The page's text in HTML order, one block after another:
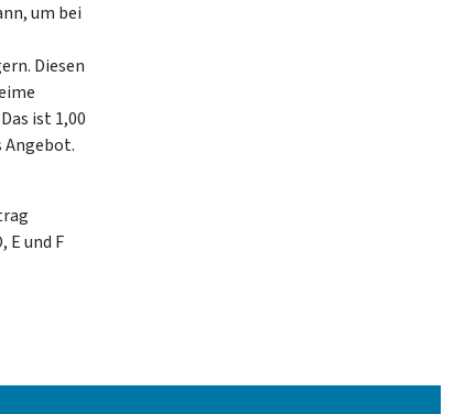
um bei
Diesen
ist 1,00
Angebot.
E und F